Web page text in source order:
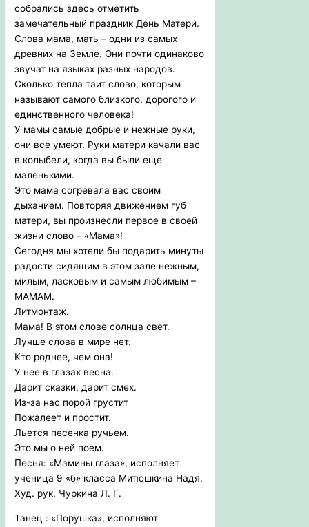
собрались здесь отметить
замечательный праздник День Матери.
Слова мама, мать – одни из самых
древних на Земле. Они почти одинаково
звучат на языках разных народов.
Сколько тепла таит слово, которым
называют самого близкого, дорогого и
единственного человека!
У мамы самые добрые и нежные руки,
они все умеют. Руки матери качали вас
в колыбели, когда вы были еще
маленькими.
Это мама согревала вас своим
дыханием. Повторяя движением губ
матери, вы произнесли первое в своей
жизни слово – «Мама»!
Сегодня мы хотели бы подарить минуты
радости сидящим в этом зале нежным,
милым, ласковым и самым любимым –
МАМАМ.
Литмонтаж.
Мама! В этом слове солнца свет.
Лучше слова в мире нет.
Кто роднее, чем она!
У нее в глазах весна.
Дарит сказки, дарит смех.
Из-за нас порой грустит
Пожалеет и простит.
Льется песенка ручьем.
Это мы о ней поем.
Песня: «Мамины глаза», исполняет
ученица 9 «б» класса Митюшкина Надя.
Худ. рук. Чуркина Л. Г.
Танец : «Порушка», исполняют